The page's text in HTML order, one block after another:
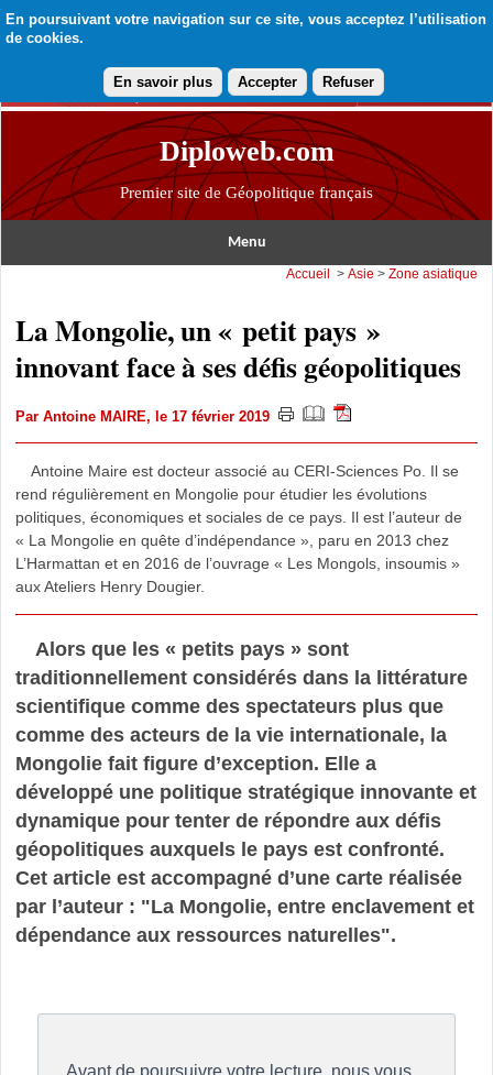
En poursuivant votre navigation sur ce site, vous acceptez l’utilisation
de cookies.
En savoir plus Accepter Refuser
Diploweb.com
Premier site de Géopolitique français
Menu
Accueil >Asie >Zone asiatique
La Mongolie, un « petit pays »
innovant face à ses défis géopolitiques
Par Antoine MAIRE, le 17 février 2019
Antoine Maire est docteur associé au CERI-Sciences Po. Il se
rend régulièrement en Mongolie pour étudier les évolutions
politiques, économiques et sociales de ce pays. Il est l’auteur de
« La Mongolie en quête d’indépendance », paru en 2013 chez
L’Harmattan et en 2016 de l’ouvrage « Les Mongols, insoumis »
aux Ateliers Henry Dougier.
Alors que les « petits pays » sont
traditionnellement considérés dans la littérature
scientifique comme des spectateurs plus que
comme des acteurs de la vie internationale, la
Mongolie fait figure d’exception. Elle a
développé une politique stratégique innovante et
dynamique pour tenter de répondre aux défis
géopolitiques auxquels le pays est confronté.
Cet article est accompagné d’une carte réalisée
par l’auteur : "La Mongolie, entre enclavement et
dépendance aux ressources naturelles".